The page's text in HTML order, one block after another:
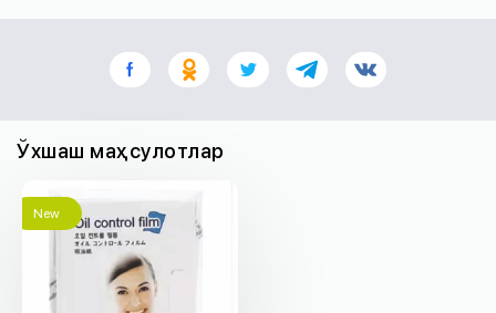
Ўхшаш маҳсулотлар
New